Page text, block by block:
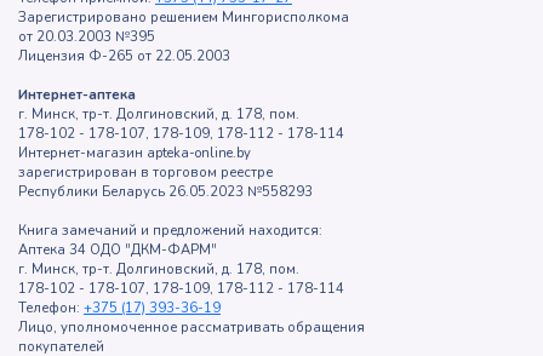
Зарегистрировано решением Мингорисполкома
от 20.03.2003 №395
Лицензия Ф-265 от 22.05.2003
Интернет-аптека
г. Минск, тр-т. Долгиновский, д. 178, пом.
178-102 - 178-107, 178-109, 178-112 - 178-114
Интернет-магазин apteka-online.by
зарегистрирован в торговом реестре
Республики Беларусь 26.05.2023 №558293
Книга замечаний и предложений находится:
Аптека 34 ОДО "ДКМ-ФАРМ"
г. Минск, тр-т. Долгиновский, д. 178, пом.
178-102 - 178-107, 178-109, 178-112 - 178-114
Телефон: +375 (17) 393-36-19
Лицо, уполномоченное рассматривать обращения
покупателей